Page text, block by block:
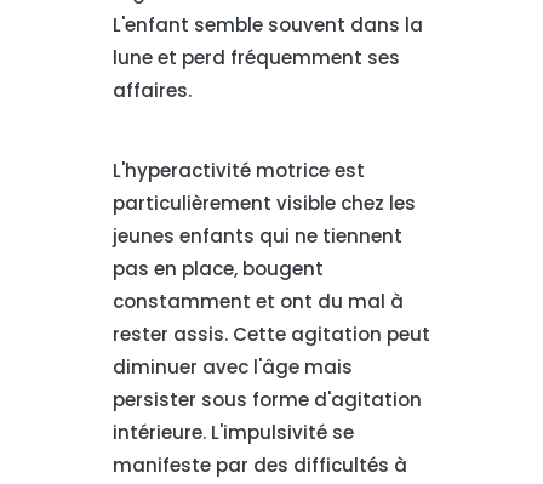
L'enfant semble souvent dans la
lune et perd fréquemment ses
affaires.
L'hyperactivité motrice est
particulièrement visible chez les
jeunes enfants qui ne tiennent
pas en place, bougent
constamment et ont du mal à
rester assis. Cette agitation peut
diminuer avec l'âge mais
persister sous forme d'agitation
intérieure. L'impulsivité se
manifeste par des difficultés à